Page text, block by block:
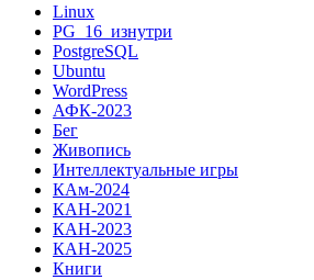
Linux
PG_16_изнутри
PostgreSQL
Ubuntu
WordPress
АФК-2023
Бег
Живопись
Интеллектуальные игры
КАм-2024
КАН-2021
КАН-2023
КАН-2025
Книги